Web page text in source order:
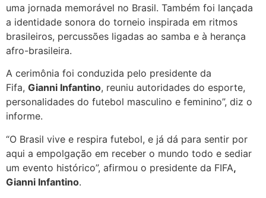
uma jornada memorável no Brasil. Também foi lançada
a identidade sonora do torneio inspirada em ritmos
brasileiros, percussões ligadas ao samba e à herança
afro-brasileira.
A cerimônia foi conduzida pelo presidente da
Fifa, Gianni Infantino, reuniu autoridades do esporte,
personalidades do futebol masculino e feminino”, diz o
informe.
“O Brasil vive e respira futebol, e já dá para sentir por
aqui a empolgação em receber o mundo todo e sediar
um evento histórico”, afirmou o presidente da FIFA,
Gianni Infantino.